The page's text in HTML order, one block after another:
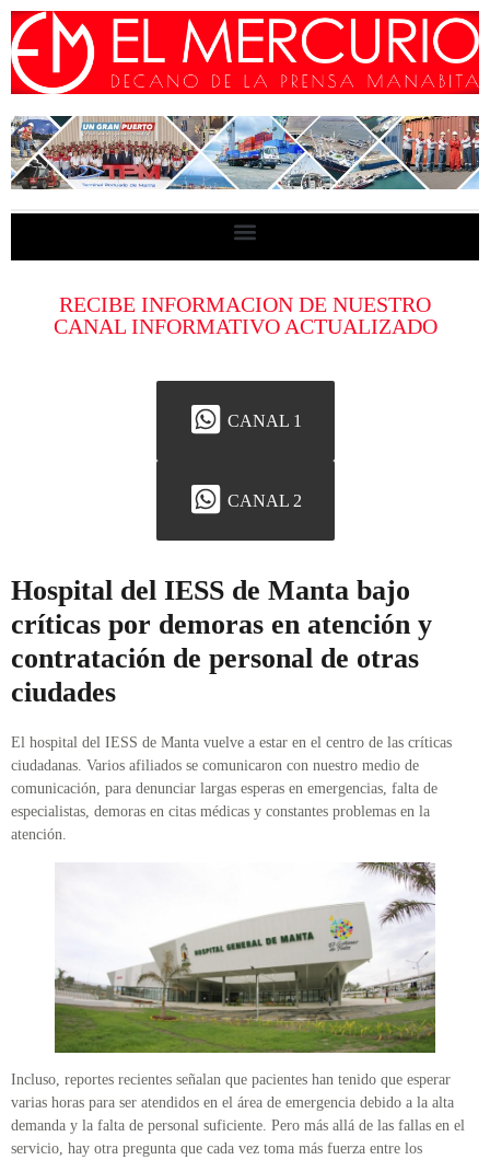
RECIBE INFORMACION DE NUESTRO
CANAL INFORMATIVO ACTUALIZADO
CANAL 1
CANAL 2
Hospital del IESS de Manta bajo
críticas por demoras en atención y
contratación de personal de otras
ciudades
El hospital del IESS de Manta vuelve a estar en el centro de las críticas
ciudadanas. Varios afiliados se comunicaron con nuestro medio de
comunicación, para denunciar largas esperas en emergencias, falta de
especialistas, demoras en citas médicas y constantes problemas en la
atención.
Incluso, reportes recientes señalan que pacientes han tenido que esperar
varias horas para ser atendidos en el área de emergencia debido a la alta
demanda y la falta de personal suficiente. Pero más allá de las fallas en el
servicio, hay otra pregunta que cada vez toma más fuerza entre los